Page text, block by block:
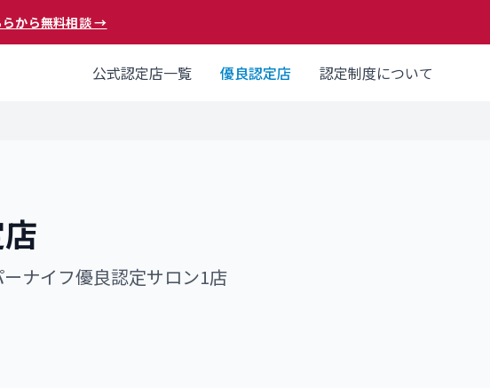
らから無料相談 →
公式認定店一覧 優良認定店 認定制度について
ナイフ優良認定サロン1店